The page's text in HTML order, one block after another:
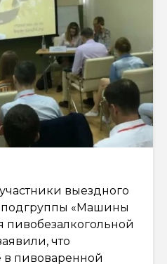
выездного
подгруппы «Машины
пивобезалкогольной
что
пивоваренной